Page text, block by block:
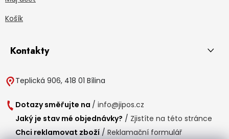
Košík
Kontakty
Teplická 906, 418 01 Bílina
Dotazy směřujte na / info@jipos.cz
Jaký je stav mé objednávky? / Zjistíte na této stránce
Chci reklamovat zboží / Reklamační formulář